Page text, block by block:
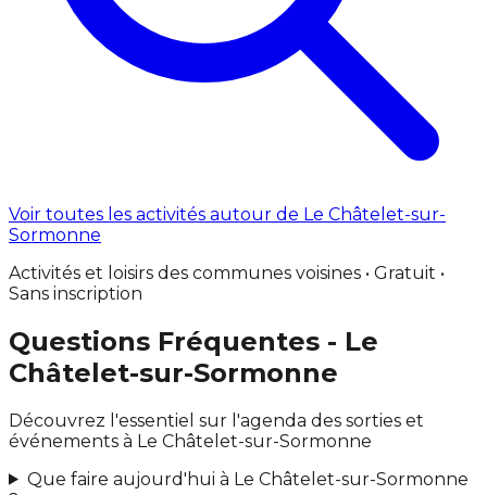
Voir toutes les activités autour de Le Châtelet-sur-
Sormonne
Activités et loisirs des communes voisines • Gratuit •
Sans inscription
Questions Fréquentes - Le
Châtelet-sur-Sormonne
Découvrez l'essentiel sur l'agenda des sorties et
événements à Le Châtelet-sur-Sormonne
Que faire aujourd'hui à Le Châtelet-sur-Sormonne